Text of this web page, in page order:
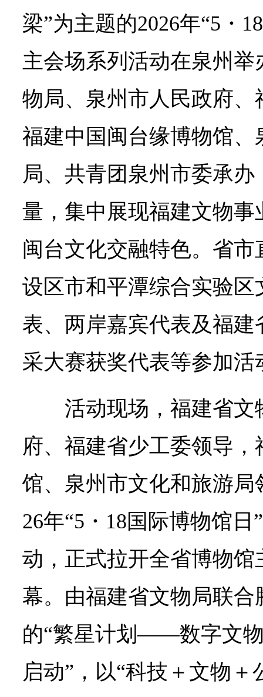
梁”为主题的2026年“5・
主会场系列活动在泉州
物局、泉州市人民政府
福建中国闽台缘博物馆
局、共青团泉州市委承
量，集中展现福建文物
闽台文化交融特色。省
设区市和平潭综合实验
表、两岸嘉宾代表及福建
采大赛获奖代表等参加活
活动现场，福建省
府、福建省少工委领导
馆、泉州市文化和旅游局
26年“5・18国际博物馆
动，正式拉开全省博物
幕。由福建省文物局联
的“繁星计划——数字文
启动”，以“科技＋文物